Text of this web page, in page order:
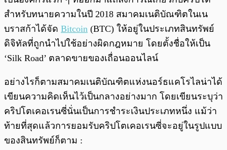
สำหรับทนายความในปี 2018 สมาคมเนติบัณฑิตในเน
บราสก้าได้จัด Bitcoin (BTC) ให้อยู่ในประเภทสินทรัพย์
ดิจิทัลที่ถูกนำไปใช้อย่างผิดกฎหมาย โดยตั้งชื่อให้เป็น
‘Silk Road’ ตลาดขายของเถื่อนออนไลน์
อย่างไรก็ตามสมาคมเนติบัณฑิตแห่งนอร์ธแคโรไลน่าได้
เขียนความคิดเห็นไว้เป็นกลางอย่างมาก โดยเขียนระบุว่า
คริปโตเคอเรนซี่นั่นเป็นการชำระเงินประเภทหนึ่ง แม้ว่า
ท้ายที่สุดแล้วการยอมรับคริปโตเคอเรนซี่จะอยู่ในรูปแบบ
ของสินทรัพย์ก็ตาม :